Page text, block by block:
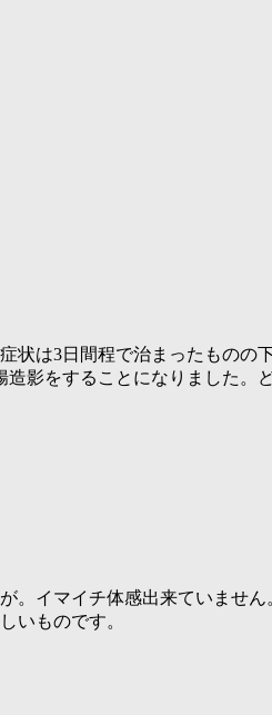
状は3日間程で治まったものの
影をすることになりました。
。イマイチ体感出来ていませ
いものです。